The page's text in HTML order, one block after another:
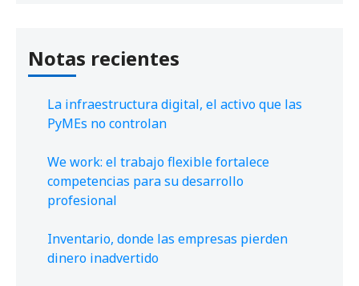
Notas recientes
La infraestructura digital, el activo que las
PyMEs no controlan
We work: el trabajo flexible fortalece
competencias para su desarrollo
profesional
Inventario, donde las empresas pierden
dinero inadvertido